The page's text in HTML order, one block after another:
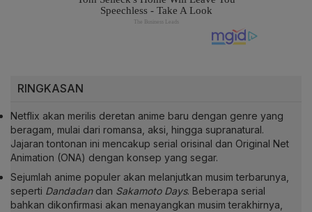
RINGKASAN
Netflix akan merilis deretan anime baru dengan genre yang
beragam, mulai dari romansa, aksi, hingga supranatural.
Jajaran tontonan ini mencakup serial orisinal dan Original Net
Animation (ONA) dengan konsep yang segar.
Sejumlah anime populer akan melanjutkan musim terbarunya,
seperti Dandadandan Sakamoto Days. Beberapa serial
bahkan dikonfirmasi akan menayangkan musim terakhirnya,